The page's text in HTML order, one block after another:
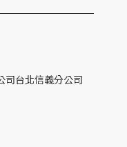
司台北信義分公司